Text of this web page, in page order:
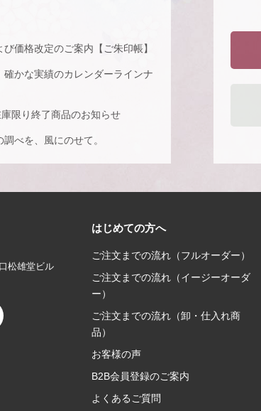
価格改定のご案内【ご朱印帳】
確かな実績のカレンダーラインナ
限り終了商品のお知らせ
べを、風にのせて。
うどいい、風も色も透ける、和
半紙ケース】
求力を高める専用POP
モボックス〉と〈ミニアートボッ
松雄堂ビル
はじめての方へ
ご注文までの流れ（フルオーダー）
ご注文までの流れ（イージーオーダ
ー）
ご注文までの流れ（卸・仕入れ商
品）
お客様の声
B2B会員登録のご案内
よくあるご質問